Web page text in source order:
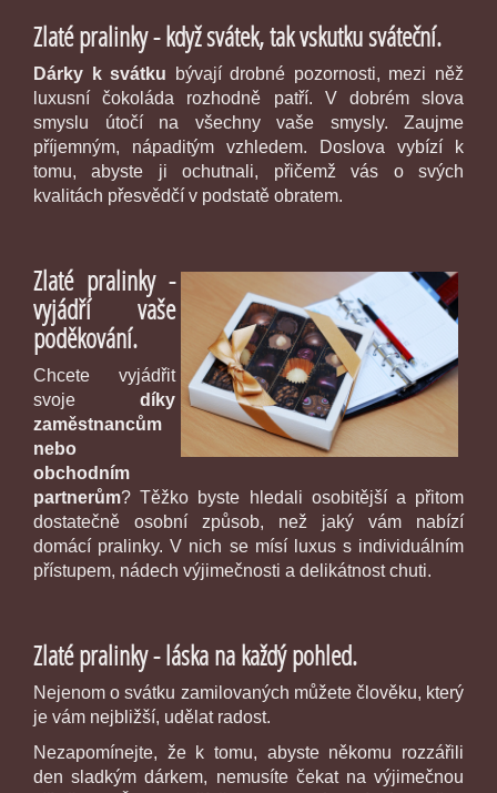
Zlaté pralinky - když svátek, tak vskutku sváteční.
Dárky k svátku bývají drobné pozornosti, mezi něž
luxusní čokoláda rozhodně patří. V dobrém slova
smyslu útočí na všechny vaše smysly. Zaujme
příjemným, nápaditým vzhledem. Doslova vybízí k
tomu, abyste ji ochutnali, přičemž vás o svých
kvalitách přesvědčí v podstatě obratem.
Zlaté pralinky -
vyjádří vaše
poděkování.
Chcete vyjádřit
svoje díky
zaměstnancům
nebo
obchodním
partnerům? Těžko byste hledali osobitější a přitom
dostatečně osobní způsob, než jaký vám nabízí
domácí pralinky. V nich se mísí luxus s individuálním
přístupem, nádech výjimečnosti a delikátnost chuti.
Zlaté pralinky - láska na každý pohled.
Nejenom o svátku zamilovaných můžete člověku, který
je vám nejbližší, udělat radost.
Nezapomínejte, že k tomu, abyste někomu rozzářili
den sladkým dárkem, nemusíte čekat na výjimečnou